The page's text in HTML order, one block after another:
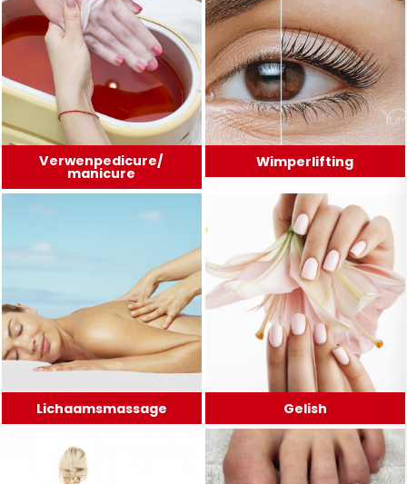
Verwenpedicure/
manicure
Wimperlifting
Lichaamsmassage Gelish